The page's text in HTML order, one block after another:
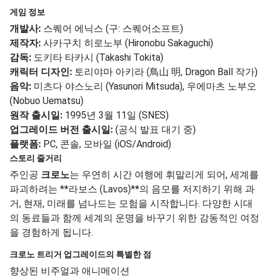
게임 정보
개발사: 스퀘어 에닉스 (구: 스퀘어소프트)
제작자: 사카구치 히로노부 (Hironobu Sakaguchi)
감독: 도키타 타카시 (Takashi Tokita)
캐릭터 디자인: 토리야마 아키라 (鳥山 明, Dragon Ball 작가)
음악: 미츠다 야스노리 (Yasunori Mitsuda), 우에마츠 노부오
(Nobuo Uematsu)
원작 출시일: 1995년 3월 11일 (SNES)
업그레이드 버전 출시일: (공식 발표 대기 중)
플랫폼: PC, 콘솔, 모바일 (iOS/Android)
스토리 줄거리
주인공 크로노는 우연히 시간 여행에 휘말리게 되어, 세계를
파괴하려는 **라보스 (Lavos)**의 음모를 저지하기 위해 과
거, 현재, 미래를 넘나드는 모험을 시작합니다. 다양한 시대
의 동료들과 함께 세계의 운명을 바꾸기 위한 감동적인 여정
을 경험하게 됩니다.
크로노 트리거 업그레이드의 특별한 점
향상된 비주얼과 애니메이션